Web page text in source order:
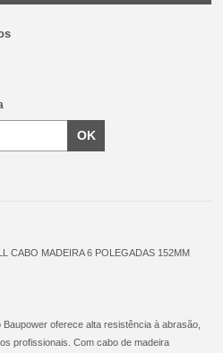
CABO MADEIRA 6 POLEGADAS 152MM
oferece alta resistência à abrasão,
profissionais. Com cabo de madeira